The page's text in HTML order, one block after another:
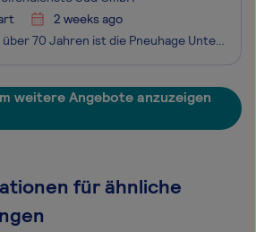
2 weeks ago
Bereits seit über 70 Jahren ist die Pneuhage Unternehmensgruppe ein erfolgreiches Service- und Handelsunternehmen in der Reifen-, Felgen- und Autoservicebranche mit mehreren Reifenerneuerungsbetrieben. Deutschlandweit beschäftigen wir mehr als 2.400 Mitarbeitende und sind an über 170 Standorten vert
weitere Angebote anzuzeigen
für ähnliche